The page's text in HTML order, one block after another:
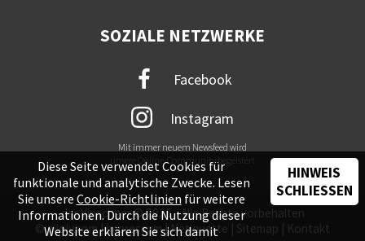
SOZIALE NETZWERKE
Facebook
Instagram
Mit immer neuem Newsfeed wird
unsere Online-Community begeistert
der Vinschger © 2026 - Alle Rechte vorbehalten
©piloly.com|Impressum|Netiquette | Sitemap | Kontakt
Diese Seite verwendet Cookies für
funktionale und analytische Zwecke. Lesen
Sie unsere Cookie-Richtlinien für weitere
Informationen. Durch die Nutzung dieser
Website erklären Sie sich damit
HINWEIS
SCHLIESSEN